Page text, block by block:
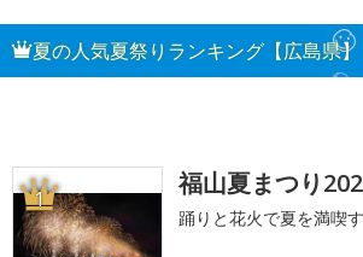
夏の人気夏祭りランキング【広島県】
1 福山夏まつり
踊りと花火で夏を満喫